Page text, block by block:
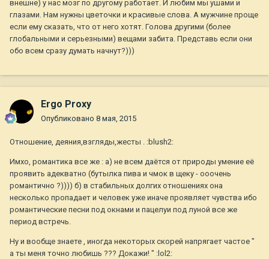
внешне) у нас мозг по другому работает. И любим мы ушами и
глазами. Нам нужны цветочки и красивые слова. А мужчине проще
если ему сказать, что от него хотят. Голова другими (более
глобальными и серьезными) вещами забита. Представь если они
обо всем сразу думать начнут?)))
Ergo Proxy
Опубликовано 8 мая, 2015
Отношение, деяния,взгляды,жесты . :blush2:
Имхо, романтика все же : а) не всем даётся от природы умение её
проявить адекватно (бутылка пива и чмок в щеку - ооочень
романтично ?)))) б) в стабильных долгих отношениях она
несколько пропадает и человек уже иначе проявляет чувства ибо
романтические песни под окнами и пацелуи под луной все же
период встречь.
Ну и вообще знаете , иногда некоторых скорей напрягает частое "
а ты меня точно любишь ??? Докажи! " :lol2: